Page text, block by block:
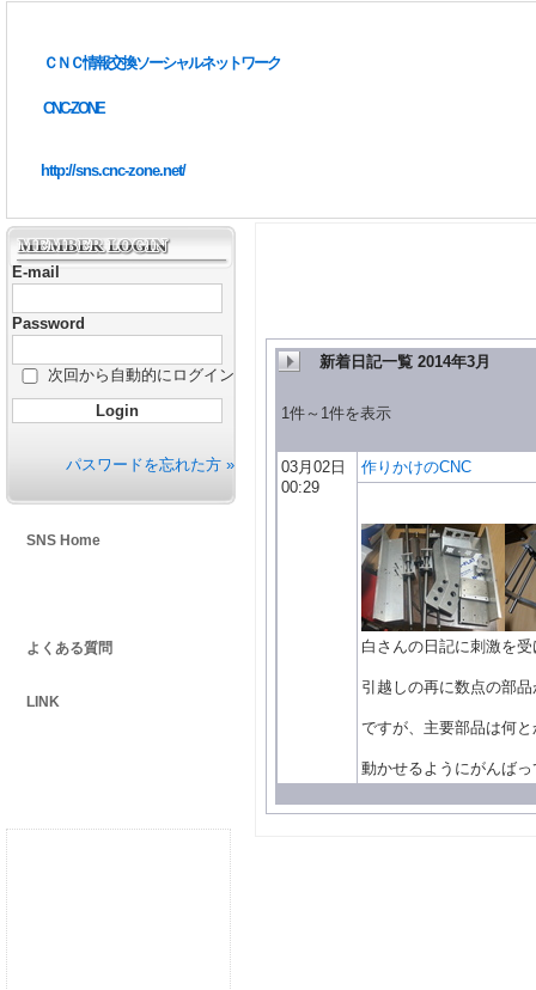
ＣＮＣ情報交換ソーシャルネットワーク
CNC-ZONE
http://sns.cnc-zone.net/
E-mail
Password
次回から自動的にログイン
パスワードを忘れた方 »
SNS Home
よくある質問
LINK
新着日記一覧 2014年3月
1件～1件を表示
03月02日
00:29
作りかけのCNC
白さんの日記に刺激を
引越しの再に数点の部
ですが、主要部品は何
動かせるようにがんば